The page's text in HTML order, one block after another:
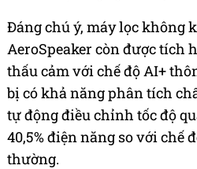
Đáng chú ý, máy lọc không
AeroSpeaker còn được tích
thấu cảm với chế độ AI+
bị có khả năng phân tích
tự động điều chỉnh tốc độ
40,5% điện năng so với chế
thường.